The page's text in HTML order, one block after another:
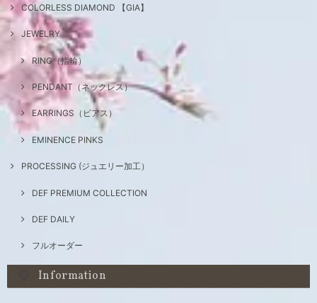
COLORLESS DIAMOND 【GIA】
JEWELRY
RING（指輪）
PENDANT（ネックレス）
EARRINGS（ピアス）
EMINENCE PINKS
PROCESSING (ジュエリー加工）
DEF PREMIUM COLLECTION
DEF DAILY
フルオーダー
Information